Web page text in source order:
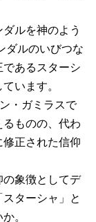
ルを神のよう
ダルのいびつな
あるスターシ
います。
・ガミラスで
ものの、代わ
正された信仰
の象徴としてデ
ターシャ」と
。